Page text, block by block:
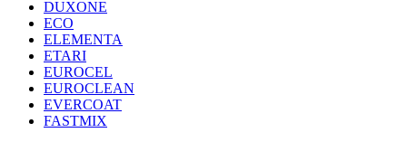
DUXONE
ECO
ELEMENTA
ETARI
EUROCEL
EUROCLEAN
EVERCOAT
FASTMIX